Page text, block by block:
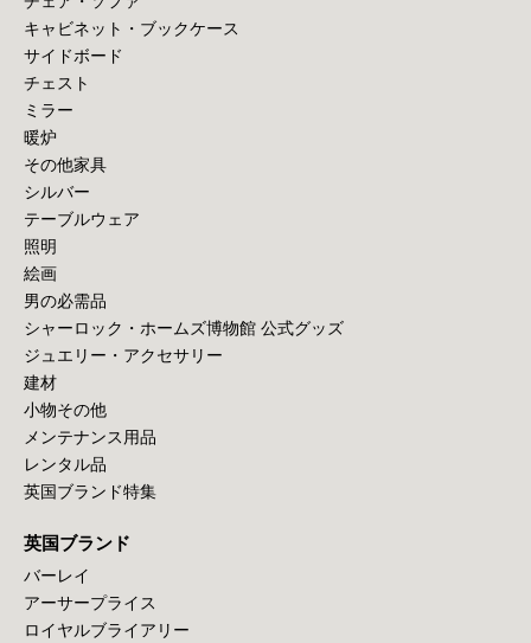
キャビネット・ブックケース
サイドボード
チェスト
ミラー
暖炉
その他家具
シルバー
テーブルウェア
照明
絵画
男の必需品
シャーロック・ホームズ博物館 公式グッズ
ジュエリー・アクセサリー
建材
小物その他
メンテナンス用品
レンタル品
英国ブランド特集
英国ブランド
バーレイ
アーサープライス
ロイヤルブライアリー